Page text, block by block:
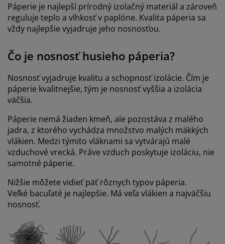
Páperie je najlepší prírodný izolačný materiál a zároveň
reguluje teplo a vlhkosť v paplóne. Kvalita páperia sa
vždy najlepšie vyjadruje jeho nosnosťou.
Čo je nosnosť husieho páperia?
Nosnosť vyjadruje kvalitu a schopnosť izolácie. Čím je
páperie kvalitnejšie, tým je nosnosť vyššia a izolácia
väčšia.
Páperie nemá žiaden kmeň, ale pozostáva z malého
jadra, z ktorého vychádza množstvo malých mäkkých
vlákien. Medzi týmito vláknami sa vytvárajú malé
vzduchové vrecká. Práve vzduch poskytuje izoláciu, nie
samotné páperie.
Nižšie môžete vidieť päť rôznych typov páperia.
Veľké bacuľaté je najlepšie. Má veľa vlákien a najväčšiu
nosnosť.